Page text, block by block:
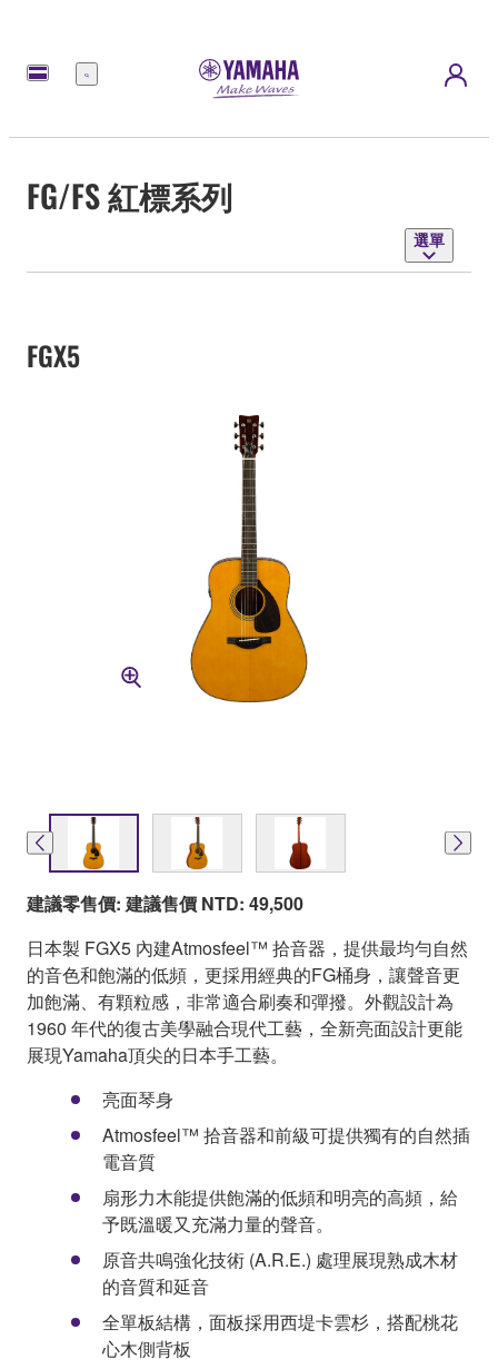
選
FG/FS 紅標系列
選單
FGX5
建議零售價: 建議售價 NTD: 49,500
日本製 FGX5 內建Atmosfeel™ 拾音器，提供最均勻自然
的音色和飽滿的低頻，更採用經典的FG桶身，讓聲音更
加飽滿、有顆粒感，非常適合刷奏和彈撥。外觀設計為
1960 年代的復古美學融合現代工藝，全新亮面設計更能
展現Yamaha頂尖的日本手工藝。
亮面琴身
Atmosfeel™ 拾音器和前級可提供獨有的自然插
電音質
扇形力木能提供飽滿的低頻和明亮的高頻，給
予既溫暖又充滿力量的聲音。
原音共鳴強化技術 (A.R.E.) 處理展現熟成木材
的音質和延音
全單板結構，面板採用西堤卡雲杉，搭配桃花
心木側背板